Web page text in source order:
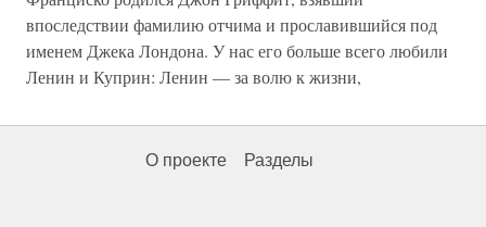
впоследствии фамилию отчима и прославившийся под
именем Джека Лондона. У нас его больше всего любили
Ленин и Куприн: Ленин — за волю к жизни,
О проекте Разделы